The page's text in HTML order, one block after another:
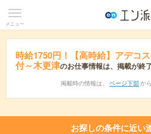
メニュー
時給1750円！【高時給】アデコ
付～木更津のお仕事情報は、掲載が終
掲載時の情報は、 ページ下部 か
お探しの条件に近い